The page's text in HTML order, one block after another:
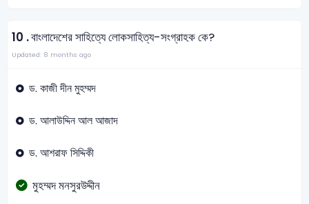
10 .বাংলাদেশের সাহিত্যে লোকসাহিত্য-সংগ্রাহক কে?
Updated: 8 months ago
ড. কাজী দীন মুহম্মদ
ড. আলাউদ্দিন আল আজাদ
ড. আশরাফ সিদ্দিকী
মুহম্মদ মনসুরউদ্দীন